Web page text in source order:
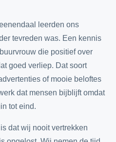
leerden ons
tevreden was. Een kennis
die positief over
goed verliep. Dat soort
of mooie beloftes
dat mensen bijblijft omdat
tot eind.
dat wij nooit vertrekken